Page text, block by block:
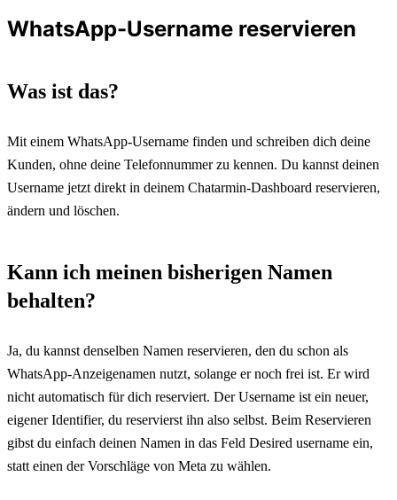
WhatsApp-Username reservieren
Was ist das?
Mit einem WhatsApp-Username finden und schreiben dich deine
Kunden, ohne deine Telefonnummer zu kennen. Du kannst deinen
Username jetzt direkt in deinem Chatarmin-Dashboard reservieren,
ändern und löschen.
Kann ich meinen bisherigen Namen
behalten?
Ja, du kannst denselben Namen reservieren, den du schon als
WhatsApp-Anzeigenamen nutzt, solange er noch frei ist. Er wird
nicht automatisch für dich reserviert. Der Username ist ein neuer,
eigener Identifier, du reservierst ihn also selbst. Beim Reservieren
gibst du einfach deinen Namen in das Feld Desired username ein,
statt einen der Vorschläge von Meta zu wählen.